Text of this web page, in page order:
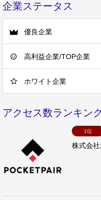
企業ステータス
優良企業
高利益企業/TOP企業
ホワイト企業
アクセス数ランキン
1位
株式会